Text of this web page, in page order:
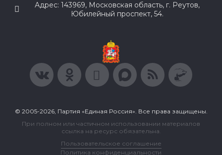
Адрес: 143969, Московская область, г. Реутов,
Юбилейный проспект, 54.
© 2005-2026, Партия «Единая Россия». Все права защищены.
При полном или частичном использовании материалов
ссылка на ресурс обязательна.
Пользовательское соглашение
Политика конфиденциальности